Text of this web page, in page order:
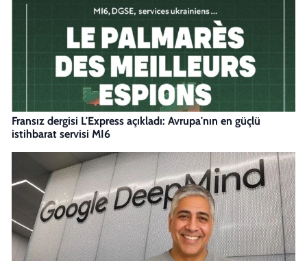
Fransız dergisi L'Express açıkladı: Avrupa'nın en güçlü
istihbarat servisi MI6